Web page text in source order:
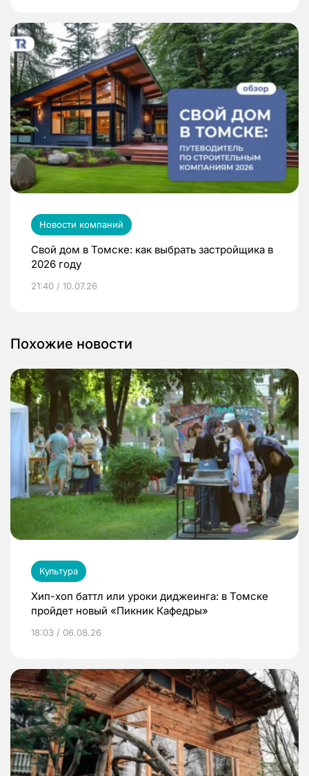
Новости компаний
Свой дом в Томске: как выбрать застройщика в
2026 году
21:40 / 10.07.26
Похожие новости
Культура
Хип-хоп баттл или уроки диджеинга: в Томске
пройдет новый «Пикник Кафедры»
18:03 / 06.08.26